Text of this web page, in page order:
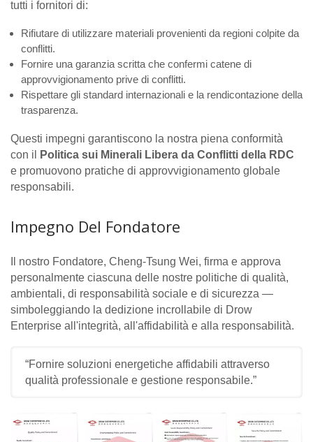
tutti i fornitori di:
Rifiutare di utilizzare materiali provenienti da regioni colpite da
conflitti.
Fornire una garanzia scritta che confermi catene di
approvvigionamento prive di conflitti.
Rispettare gli standard internazionali e la rendicontazione della
trasparenza.
Questi impegni garantiscono la nostra piena conformità
con il
Politica sui Minerali Libera da Conflitti della RDC
e promuovono pratiche di approvvigionamento globale
responsabili.
Impegno Del Fondatore
Il nostro Fondatore, Cheng-Tsung Wei, firma e approva
personalmente ciascuna delle nostre politiche di qualità,
ambientali, di responsabilità sociale e di sicurezza —
simboleggiando la dedizione incrollabile di Drow
Enterprise all'integrità, all'affidabilità e alla responsabilità.
“Fornire soluzioni energetiche affidabili attraverso
qualità professionale e gestione responsabile.”